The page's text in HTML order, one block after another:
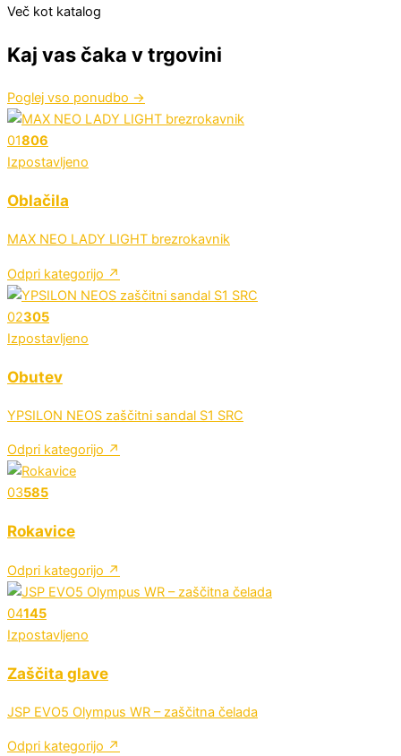
Več kot katalog
Kaj vas čaka v trgovini
Poglej vso ponudbo →
01806
Izpostavljeno
Oblačila
MAX NEO LADY LIGHT brezrokavnik
Odpri kategorijo ↗
02305
Izpostavljeno
Obutev
YPSILON NEOS zaščitni sandal S1 SRC
Odpri kategorijo ↗
03585
Rokavice
Odpri kategorijo ↗
04145
Izpostavljeno
Zaščita glave
JSP EVO5 Olympus WR – zaščitna čelada
Odpri kategorijo ↗